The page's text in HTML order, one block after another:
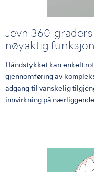
Jevn 360-
nøyaktig funksjon
Håndstykket kan enkelt
gjennomføring av
adgang til vanskelig
innvirkning på